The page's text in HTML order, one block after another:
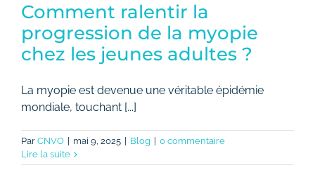
Comment ralentir la
progression de la myopie
chez les jeunes adultes ?
La myopie est devenue une véritable épidémie
mondiale, touchant [...]
Par CNVO mai 9, 2025 Blog
0 commentaire
Lire la suite